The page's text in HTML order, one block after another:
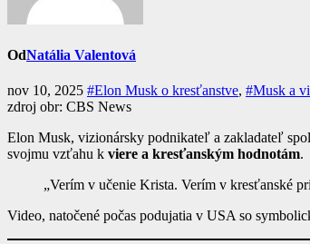
OdNatália Valentová
nov 10, 2025 #Elon Musk o kresťanstve, #Musk a
zdroj obr: CBS News
Elon Musk, vizionársky podnikateľ a zakladateľ
svojmu vzťahu k viere a kresťanským hodnotám.
„Verím v učenie Krista. Verím v kresťanské
Video, natočené počas podujatia v USA so